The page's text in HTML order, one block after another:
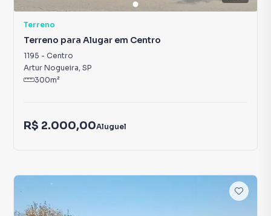
Terreno
Terreno para Alugar em Centro
1195 - Centro
Artur Nogueira, SP
300m²
R$ 2.000,00Aluguel